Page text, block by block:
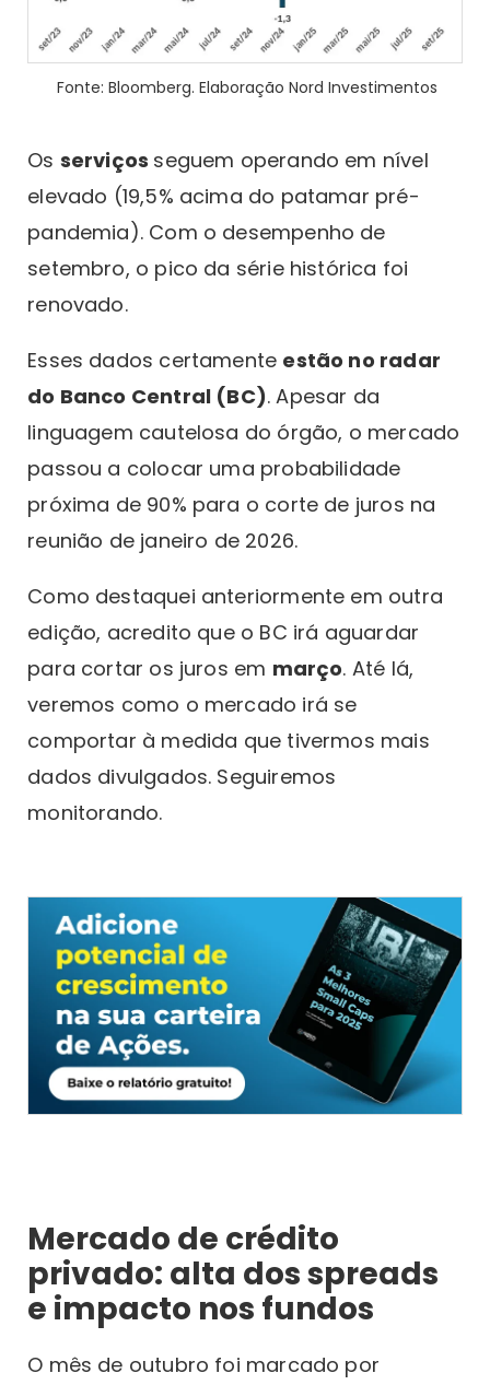
Fonte: Bloomberg. Elaboração Nord Investimentos
Os serviços seguem operando em nível
elevado (19,5% acima do patamar pré-
pandemia). Com o desempenho de
setembro, o pico da série histórica foi
renovado.
Esses dados certamente estão no radar
do Banco Central (BC). Apesar da
linguagem cautelosa do órgão, o mercado
passou a colocar uma probabilidade
próxima de 90% para o corte de juros na
reunião de janeiro de 2026.
Como destaquei anteriormente em outra
edição, acredito que o BC irá aguardar
para cortar os juros em março. Até lá,
veremos como o mercado irá se
comportar à medida que tivermos mais
dados divulgados. Seguiremos
monitorando.
Mercado de crédito
privado: alta dos spreads
e impacto nos fundos
O mês de outubro foi marcado por